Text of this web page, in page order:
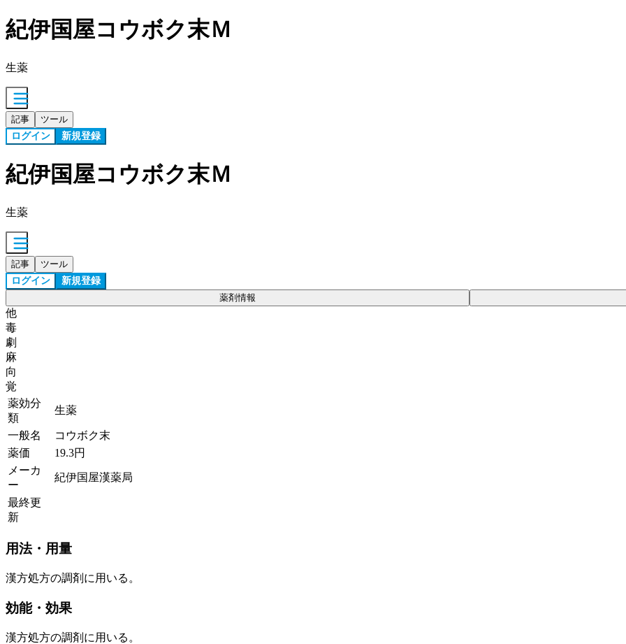
紀伊国屋コウボク末Ｍ
生薬
記事 ツール
ログイン 新規登録
紀伊国屋コウボク末Ｍ
生薬
記事 ツール
ログイン 新規登録
薬剤情報
他
毒
劇
麻
向
覚
薬効分
類
生薬
一般名
コウボク末
薬価
19.3円
メーカ
ー
紀伊国屋漢薬局
最終更
新
用法・用量
漢方処方の調剤に用いる。
効能・効果
漢方処方の調剤に用いる。